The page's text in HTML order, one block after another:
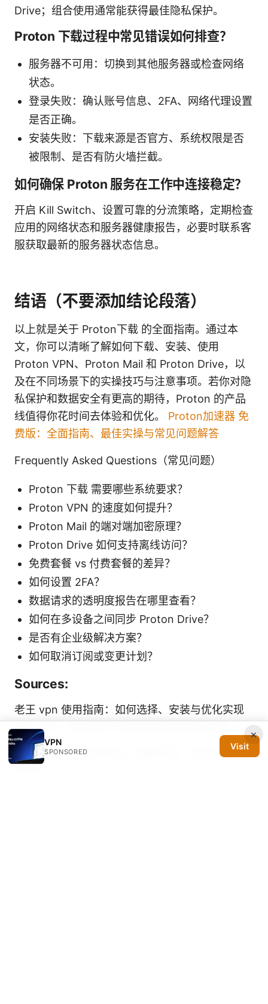
Drive；组合使用通常能获得最佳隐私保护。
Proton 下载过程中常见错误如何排查？
服务器不可用：切换到其他服务器或检查网络
状态。
登录失败：确认账号信息、2FA、网络代理设置
是否正确。
安装失败：下载来源是否官方、系统权限是否
被限制、是否有防火墙拦截。
如何确保 Proton 服务在工作中连接稳定？
开启 Kill Switch、设置可靠的分流策略，定期检查
应用的网络状态和服务器健康报告，必要时联系客
服获取最新的服务器状态信息。
结语（不要添加结论段落）
以上就是关于 Proton下载 的全面指南。通过本
文，你可以清晰了解如何下载、安装、使用
Proton VPN、Proton Mail 和 Proton Drive，以
及在不同场景下的实操技巧与注意事项。若你对隐
私保护和数据安全有更高的期待，Proton 的产品
线值得你花时间去体验和优化。 Proton加速器 免
费版：全面指南、最佳实操与常见问题解答
Frequently Asked Questions（常见问题）
Proton 下载 需要哪些系统要求？
Proton VPN 的速度如何提升？
Proton Mail 的端对端加密原理？
Proton Drive 如何支持离线访问？
免费套餐 vs 付费套餐的差异？
如何设置 2FA？
数据请求的透明度报告在哪里查看？
如何在多设备之间同步 Proton Drive？
是否有企业级解决方案？
如何取消订阅或变更计划？
Sources:
老王 vpn 使用指南：如何选择、安装与优化实现
隐私保护、跨境访问与流媒体解锁的实用技巧
Vnp：VPN 的全面指南，覆盖原理、使用场景与选
×
VPN
SPONSORED
Visit